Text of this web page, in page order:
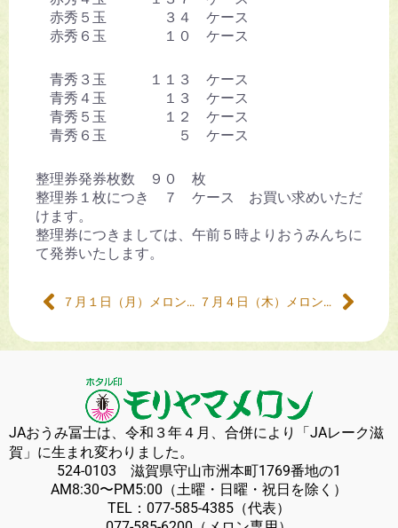
赤秀５玉 ３４ ケース
赤秀６玉 １０ ケース
青秀３玉 １１３ ケース
青秀４玉 １３ ケース
青秀５玉 １２ ケース
青秀６玉 ５ ケース
整理券発券枚数 ９０ 枚
整理券１枚につき ７ ケース お買い求めいただ
けます。
整理券につきましては、午前５時よりおうみんちに
て発券いたします。
７月１日（月）メロンの販売について ７月４日（木）メロンの販売について
JAおうみ冨士は、令和３年４月、合併により「JAレーク滋
賀」に生まれ変わりました。
524-0103 滋賀県守山市洲本町1769番地の1
AM8:30〜PM5:00（土曜・日曜・祝日を除く）
TEL： 077-585-4385 （代表）